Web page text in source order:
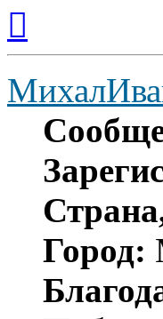
началу
Город: